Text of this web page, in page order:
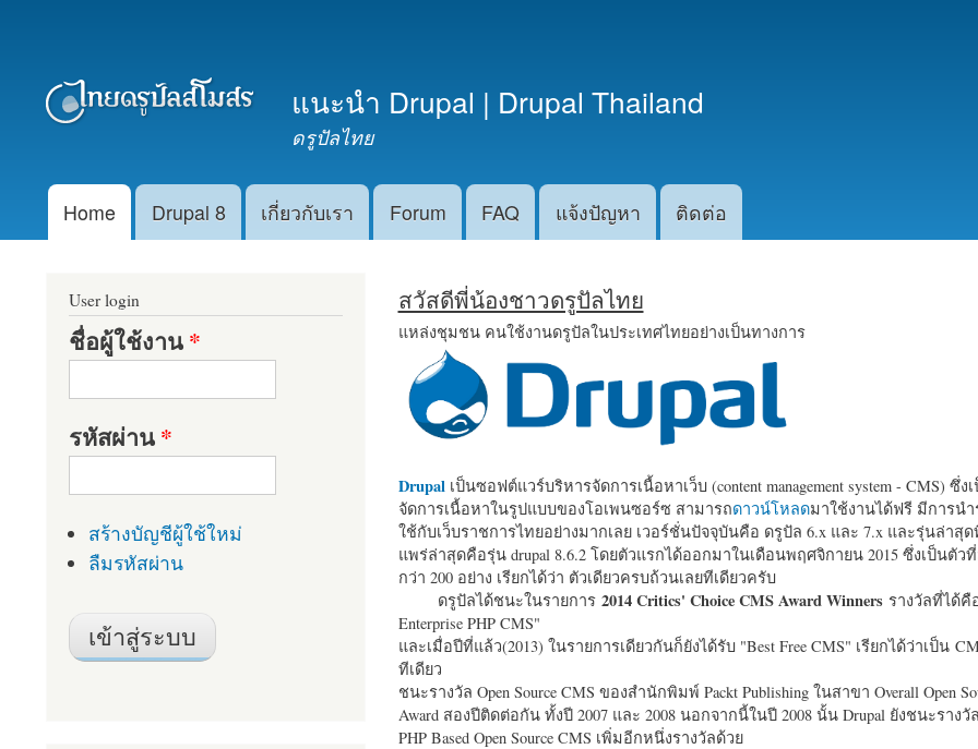
หลัก
แนะนำ Drupal | Drupal Thailand
ดรูปัลไทย
Main menu
Home Drupal 8 เกี่ยวกับเรา Forum FAQ แจ้งปัญหา ติดต่อ
สวัสดีพี่น้องชาวดรูปัลไทย
แหล่งชุมชน คนใช้งานดรูปัลในประเทศไทยอย่างเป็นทางการ
Drupalเป็นซอฟต์แวร์บริหารจัดการเนื้อหาเว็บ (content management system - CMS) ซึ่ง
จัดการเนื้อหาในรูปแบบของโอเพนซอร์ซ สามารถดาวน์โหลดมาใช้งานได้ฟรี มีการน
ใช้กับเว็บราชการไทยอย่างมากเลย เวอร์ชั่นปัจจุบันคือ ดรูปัล 6.x และ 7.x และรุ่นล่าสุด
แพร่ล่าสุดคือรุ่น drupal 8.6.2 โดยตัวแรกได้ออกมาในเดือนพฤศจิกายน 2015 ซึ่งเป็นตั
กว่า 200 อย่าง เรียกได้ว่า ตัวเดียวครบถ้วนเลยทีเดียวครับ
ดรูปัลได้ชนะในรายการ 2014 Critics' Choice CMS Award Winners รางวัลที่ได้คื
Enterprise PHP CMS"
และเมื่อปีที่แล้ว(2013) ในรายการเดียวกันก็ยังได้รับ "Best Free CMS" เรียกได้ว่าเป็น
ทีเดียว
ชนะรางวัล Open Source CMS ของสำนักพิมพ์ Packt Publishing ในสาขา Overall Open
Award สองปีติดต่อกัน ทั้งปี 2007 และ 2008 นอกจากนี้ในปี 2008 นั้น Drupal ยังชนะรางวั
PHP Based Open Source CMS เพิ่มอีกหนึ่งรางวัลด้วย
User login
ชื่อผู้ใช้งาน*
รหัสผ่าน*
สร้างบัญชีผู้ใช้ใหม่
ลืมรหัสผ่าน